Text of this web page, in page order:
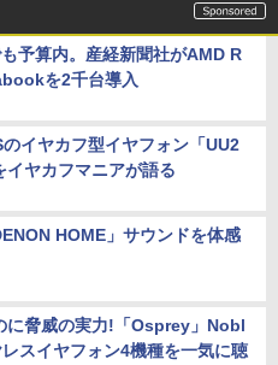
予算内。産経新聞社がAMD R
を2千台導入
イヤカフ型イヤフォン「UU2
イヤカフマニアが語る
HOME」サウンドを体感
に脅威の実力!「Osprey」Nobl
スイヤフォン4機種を一気に聴